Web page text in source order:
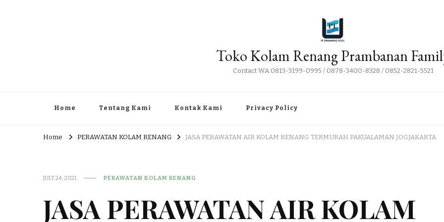
Toko Kolam Renang Prambanan
Contact WA 0813-3199-0995 / 0878-3400-8328 / 0852-2821-5521
Home Tentang Kami Kontak Kami Privacy Policy
Home PERAWATAN KOLAM RENANG JASA PERAWATAN AIR KOLAM RENANG TERMURAH PAKUALAMAN JOGJAKARTA
JULY 24, 2021 PERAWATAN KOLAM RENANG
JASA PERAWATAN AIR KOLAM